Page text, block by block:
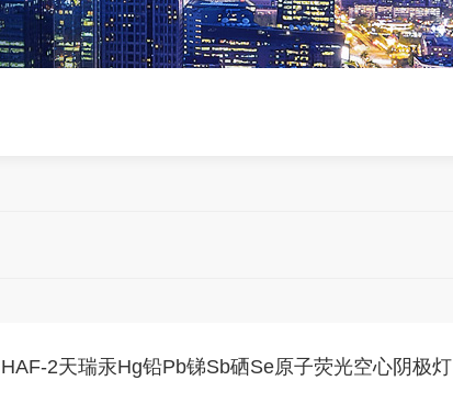
HAF-2天瑞汞Hg铅Pb锑Sb硒Se原子荧光空心阴极灯